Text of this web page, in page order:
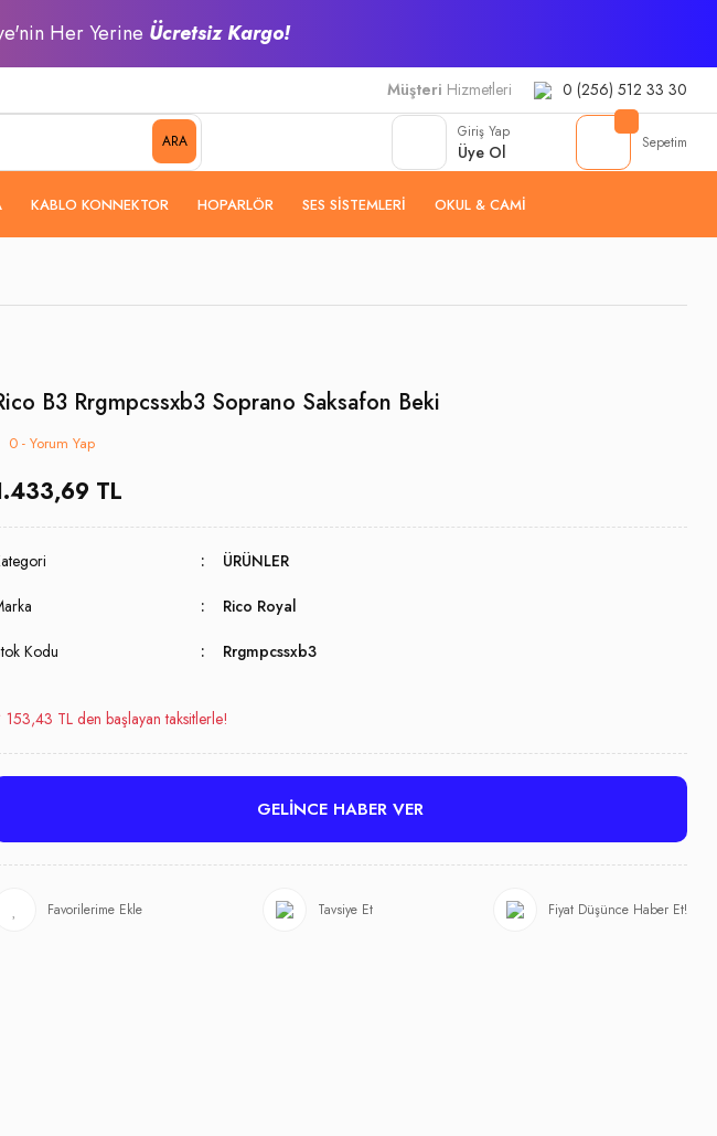
Her Yerine Ücretsiz Kargo!
Müşteri Hizmetleri 0 (256) 512 33 30
ARA
Giriş Yap
Üye Ol Sepetim
KABLO KONNEKTOR HOPARLÖR SES SISTEMLERI OKUL & CAMI
B3 Rrgmpcssxb3 Soprano Saksafon Beki
0 - Yorum Yap
TL
ÜRÜNLER
Rico Royal
Kodu Rrgmpcssxb3
TL den başlayan taksitlerle!
GELİNCE HABER VER
Tavsiye Et Fiyat Düşünce Haber Et!